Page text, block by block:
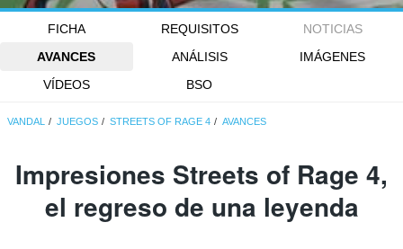
FICHA REQUISITOS
NOTICIAS
AVANCES
ANÁLISIS
IMÁGENES
VÍDEOS
BSO
VANDAL JUEGOS STREETS OF RAGE 4 AVANCES
Impresiones Streets of Rage 4,
el regreso de una leyenda